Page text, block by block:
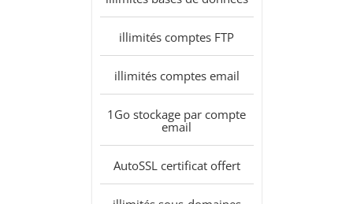
illimités comptes FTP
illimitéscomptes email
1Go stockage par compte
email
AutoSSLcertificat offert